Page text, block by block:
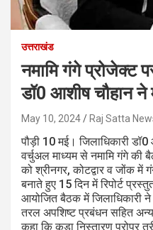
उत्तराखंड
नमामि गंगे प्रोजेक्ट
डॉ0 आशीष चौहान ने
May 10, 2024 Raj Satta
पौड़ी 10 मई। जिलाधिकारी
वर्चुअल माध्यम से नमामि गंगे की
को श्रीनगर, कोटद्वार व जोंक में
बनाते हुए 15 दिन में रिपोर्ट
आयोजित बैठक में जिलाधिकारी
तरल अपशिष्ट प्रबंधन सहित अन्य
कहा कि कूड़ा निस्तारण प्रोपर